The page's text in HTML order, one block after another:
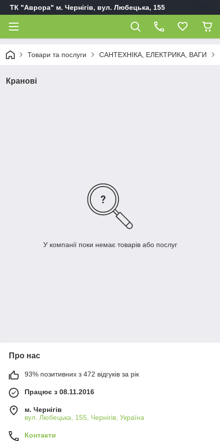
ТК "Аврора" м. Чернігів, вул. Любецька, 155
Товари та послуги САНТЕХНІКА, ЕЛЕКТРИКА, ВАГИ
Кранові
У компанії поки немає товарів або послуг
Про нас
93% позитивних з 472 відгуків за рік
Працює з 08.11.2016
м. Чернігів
вул. Любецька, 155, Чернігів, Україна
Контакти